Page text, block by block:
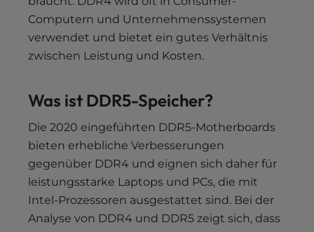
Computern und Unternehmenssystemen
verwendet und bietet ein gutes Verhältnis
zwischen Leistung und Kosten.
Was ist DDR5-Speicher?
Die 2020 eingeführten DDR5-Motherboards
bieten erhebliche Verbesserungen
gegenüber DDR4 und eignen sich daher für
leistungsstarke Laptops und PCs, die mit
Intel-Prozessoren ausgestattet sind. Bei der
Analyse von DDR4 und DDR5 zeigt sich, dass